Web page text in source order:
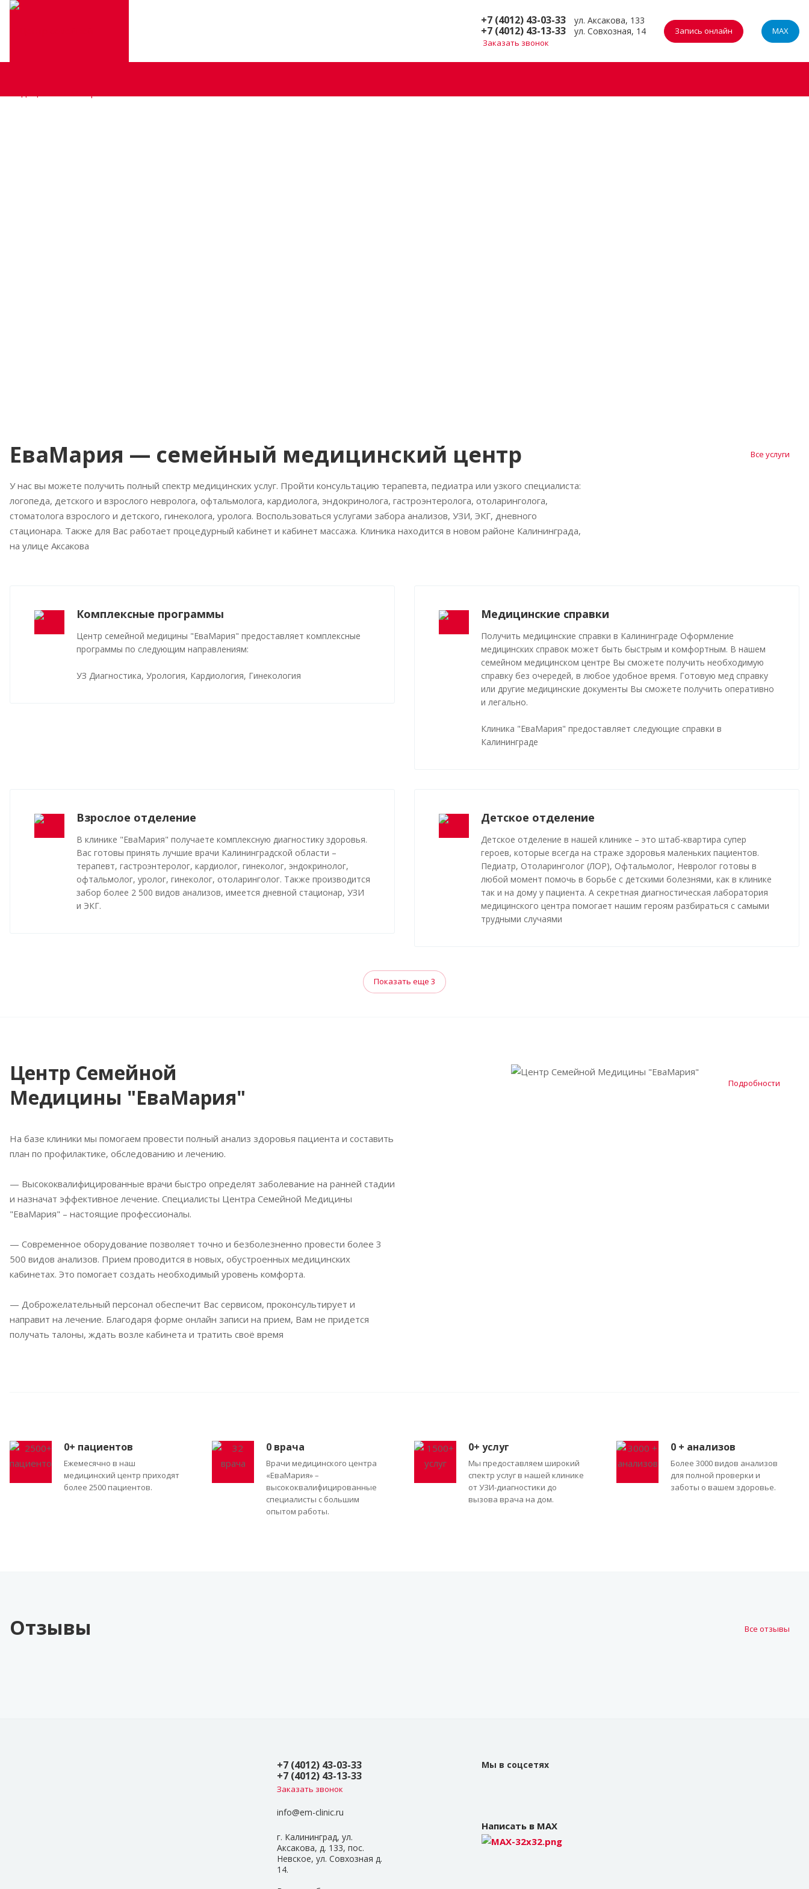
MAX
Запись онлайн
+7 (4012) 43-03-33 ул. Аксакова, 133
+7 (4012) 43-13-33 ул. Совхозная, 14
Заказать звонок
Все услуги
ЕваМария — семейный медицинский центр
У нас вы можете получить полный спектр медицинских услуг. Пройти консультацию терапевта, педиатра или узкого специалиста:
логопеда, детского и взрослого невролога, офтальмолога, кардиолога, эндокринолога, гастроэнтеролога, отоларинголога,
стоматолога взрослого и детского, гинеколога, уролога. Воспользоваться услугами забора анализов, УЗИ, ЭКГ, дневного
стационара. Также для Вас работает процедурный кабинет и кабинет массажа. Клиника находится в новом районе Калининграда,
на улице Аксакова
Комплексные программы
Центр семейной медицины "ЕваМария" предоставляет комплексные
программы по следующим направлениям:
УЗ Диагностика, Урология, Кардиология, Гинекология
Медицинские справки
Получить медицинские справки в Калининграде Оформление
медицинских справок может быть быстрым и комфортным. В нашем
семейном медицинском центре Вы сможете получить необходимую
справку без очередей, в любое удобное время. Готовую мед справку
или другие медицинские документы Вы сможете получить оперативно
и легально.
Клиника "ЕваМария" предоставляет следующие справки в
Калининграде
Взрослое отделение
В клинике "ЕваМария" получаете комплексную диагностику здоровья.
Вас готовы принять лучшие врачи Калининградской области –
терапевт, гастроэнтеролог, кардиолог, гинеколог, эндокринолог,
офтальмолог, уролог, гинеколог, отоларинголог. Также производится
забор более 2 500 видов анализов, имеется дневной стационар, УЗИ
и ЭКГ.
Детское отделение
Детское отделение в нашей клинике – это штаб-квартира супер
героев, которые всегда на страже здоровья маленьких пациентов.
Педиатр, Отоларинголог (ЛОР), Офтальмолог, Невролог готовы в
любой момент помочь в борьбе с детскими болезнями, как в клинике
так и на дому у пациента. А секретная диагностическая лаборатория
медицинского центра помогает нашим героям разбираться с самыми
трудными случаями
Показать еще 3
Центр Семейной
Медицины "ЕваМария"
На базе клиники мы помогаем провести полный анализ здоровья пациента и составить
план по профилактике, обследованию и лечению.
— Высококвалифицированные врачи быстро определят заболевание на ранней стадии
и назначат эффективное лечение. Специалисты Центра Семейной Медицины
"ЕваМария" – настоящие профессионалы.
— Современное оборудование позволяет точно и безболезненно провести более 3
500 видов анализов. Прием проводится в новых, обустроенных медицинских
кабинетах. Это помогает создать необходимый уровень комфорта.
— Доброжелательный персонал обеспечит Вас сервисом, проконсультирует и
направит на лечение. Благодаря форме онлайн записи на прием, Вам не придется
получать талоны, ждать возле кабинета и тратить своё время
Подробности
0+ пациентов
Ежемесячно в наш
медицинский центр приходят
более 2500 пациентов.
0 врача
Врачи медицинского центра
«ЕваМария» –
высококвалифицированные
специалисты с большим
опытом работы.
0+ услуг
Мы предоставляем широкий
спектр услуг в нашей клинике
от УЗИ-диагностики до
вызова врача на дом.
0 + анализов
Более 3000 видов анализов
для полной проверки и
заботы о вашем здоровье.
Все отзывы
Отзывы
+7 (4012) 43-03-33
+7 (4012) 43-13-33
Заказать звонок
info@em-clinic.ru
г. Калининград, ул.
Аксакова, д. 133, пос.
Невское, ул. Совхозная д.
14.
Мы в соцсетях
Написать в MAX